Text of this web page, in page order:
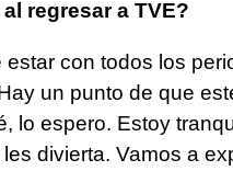
regresar a TVE?
con todos los
un punto de que
lo espero. Estoy
divierta. Vamos a